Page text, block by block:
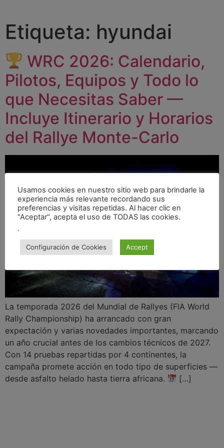
Etiqueta: hyundai
WRC 2026: Calendario,
Pilotos, Equipos y Todo lo
que Necesitas Saber —
Incluye Itinerario y Horarios
del Rallye Monte-Carlo
La temporada 2026 del Mundial de Rallyes (FIA World
Rally Championship) ha arrancado con gran
expectación y varias novedades importantes, marcando
un año crucial antes de los cambios técnicos de 2027.
Con 14 pruebas repartidas por 4 continentes, la
campaña promete acción en todo tipo de superficies —
desde asfalto helado hasta tierra africana.
[…]
Usamos cookies en nuestro sitio web para brindarle la
experiencia más relevante recordando sus
preferencias y visitas repetidas. Al hacer clic en
"Aceptar", acepta el uso de TODAS las cookies.
.
Configuración de Cookies Accept